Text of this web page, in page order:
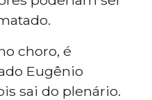
choro, é
Eugênio
sai do plenário.